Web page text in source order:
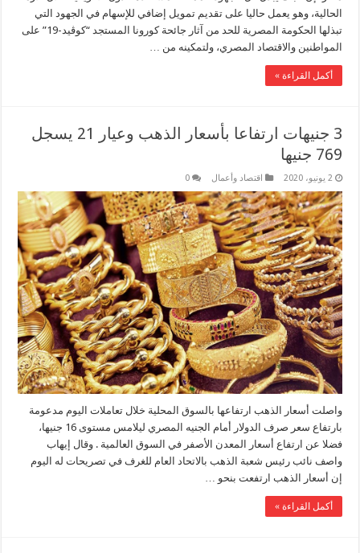
الحالية، وهو يعمل حاليا على تقديم تمويل إضافي للإسهام في الجهود التي
تبذلها الحكومة المصرية للحد من آثار جائحة كورونا المستجد “كوڤيد-19” على
المواطنين والاقتصاد المصري، ولتمكينه من …
أكمل القراءة »
3 جنيهات ارتفاعا بأسعار الذهب وعيار 21 يسجل
769 جنيها
2 يونيو، 2020 اقتصاد وأعمال 0
واصلت أسعار الذهب ارتفاعها بالسوق المحلية خلال تعاملات اليوم مدعومة
بارتفاع سعر صرف الدولار أمام الجنيه المصري ليلامس مستوى 16 جنيها،
فضلا عن ارتفاع أسعار المعدن الأصفر في السوق العالمية . وقال إيهاب
واصف نائب رئيس شعبة الذهب بالاتحاد العام للغرف في تصريحات له اليوم
إن أسعار الذهب ارتفعت بنحو …
أكمل القراءة »